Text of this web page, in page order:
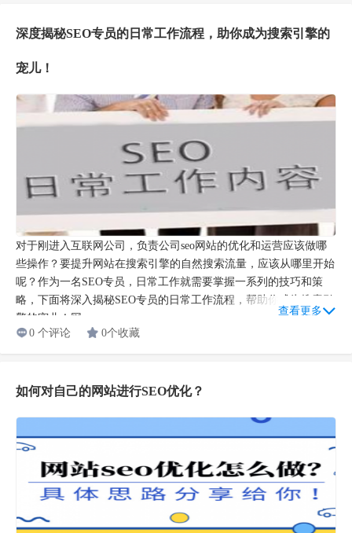
深度揭秘SEO专员的日常工作流程，助你成为搜索引擎的
宠儿！
对于刚进入互联网公司，负责公司seo网站的优化和运营应该做哪
些操作？要提升网站在搜索引擎的自然搜索流量，应该从哪里开始
呢？作为一名SEO专员，日常工作就需要掌握一系列的技巧和策
略，下面将深入揭秘SEO专员的日常工作流程，帮助你成为搜索引
擎的宠儿！网...
查看更多
0 个评论
0个收藏
如何对自己的网站进行SEO优化？